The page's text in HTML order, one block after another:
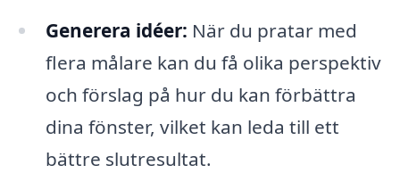
Generera idéer: När du pratar med
flera målare kan du få olika perspektiv
och förslag på hur du kan förbättra
dina fönster, vilket kan leda till ett
bättre slutresultat.